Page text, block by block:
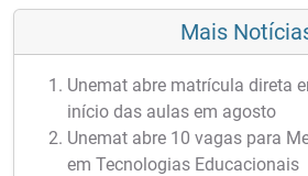
Mais
Unemat abre matrícula direta
início das aulas em agosto
Unemat abre 10 vagas para
em Tecnologias Educacionais